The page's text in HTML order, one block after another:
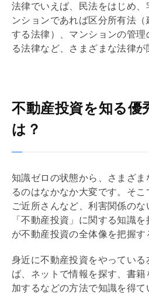
法律でいえば、民法をはじめ、
ンションであれば区分所有法
する法律）、マンションの管
る法律など、さまざまな法律が
不動産投資を知る優
は？
知識ゼロの状態から、さまざ
るのはなかなか大変です。そ
ご近所さんなど、利害関係の
「不動産投資」に関する知識
が不動産投資の全体像を把握す
身近に不動産投資をやってい
ば、ネットで情報を探す、書
加するなどの方法で知識を得て